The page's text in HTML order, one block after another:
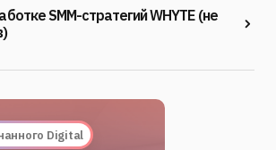
SMM-стратегий WHYTE (не
Digital